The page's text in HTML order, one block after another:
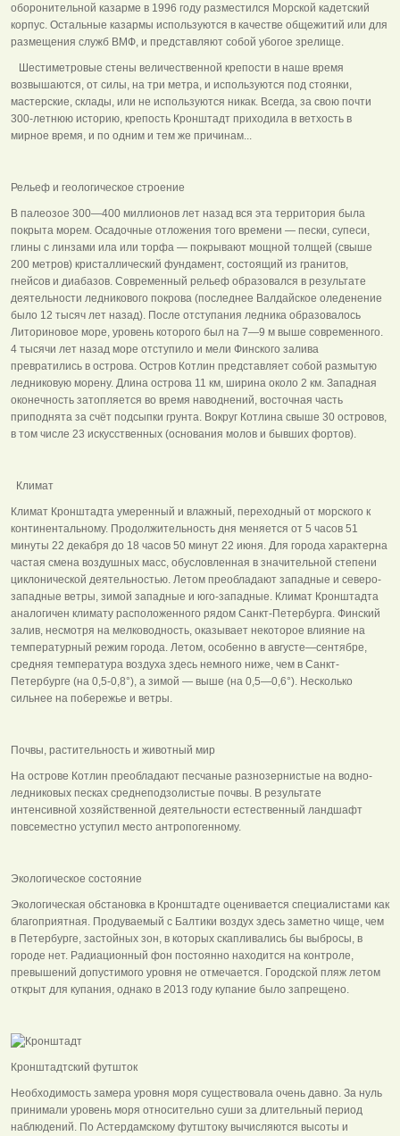
оборонительной казарме в 1996 году разместился Морской кадетский
корпус. Остальные казармы используются в качестве общежитий или для
размещения служб ВМФ, и представляют собой убогое зрелище.
Шестиметровые стены величественной крепости в наше время
возвышаются, от силы, на три метра, и используются под стоянки,
мастерские, склады, или не используются никак. Всегда, за свою почти
300-летнюю историю, крепость Кронштадт приходила в ветхость в
мирное время, и по одним и тем же причинам...
Рельеф и геологическое строение
В палеозое 300—400 миллионов лет назад вся эта территория была
покрыта морем. Осадочные отложения того времени — пески, супеси,
глины с линзами ила или торфа — покрывают мощной толщей (свыше
200 метров) кристаллический фундамент, состоящий из гранитов,
гнейсов и диабазов. Современный рельеф образовался в результате
деятельности ледникового покрова (последнее Валдайское оледенение
было 12 тысяч лет назад). После отступания ледника образовалось
Литориновое море, уровень которого был на 7—9 м выше современного.
4 тысячи лет назад море отступило и мели Финского залива
превратились в острова. Остров Котлин представляет собой размытую
ледниковую морену. Длина острова 11 км, ширина около 2 км. Западная
оконечность затопляется во время наводнений, восточная часть
приподнята за счёт подсыпки грунта. Вокруг Котлина свыше 30 островов,
в том числе 23 искусственных (основания молов и бывших фортов).
Климат
Климат Кронштадта умеренный и влажный, переходный от морского к
континентальному. Продолжительность дня меняется от 5 часов 51
минуты 22 декабря до 18 часов 50 минут 22 июня. Для города характерна
частая смена воздушных масс, обусловленная в значительной степени
циклонической деятельностью. Летом пре­обладают западные и северо-
западные ветры, зимой западные и юго-западные. Климат Кронштадта
аналогичен климату расположенного рядом Санкт-Петербурга. Финский
залив, несмотря на мелководность, оказывает некоторое влияние на
температурный режим города. Летом, особенно в августе—сентябре,
средняя температура воздуха здесь немного ниже, чем в Санкт-
Петербурге (на 0,5-0,8°), а зимой — выше (на 0,5—0,6°). Несколько
сильнее на побережье и ветры.
Почвы, растительность и животный мир
На острове Котлин преобладают песчаные разнозернистые на водно-
ледниковых песках среднеподзолистые почвы. В результате
интенсивной хозяйственной деятельности естественный ландшафт
повсеместно уступил место антропогенному.
Экологическое состояние
Экологическая обстановка в Кронштадте оценивается специалистами как
благоприятная. Продуваемый с Балтики воздух здесь заметно чище, чем
в Петербурге, застойных зон, в которых скапливались бы выбросы, в
городе нет. Радиационный фон постоянно находится на контроле,
превышений допустимого уровня не отмечается. Городской пляж летом
открыт для купания, однако в 2013 году купание было запрещено.
Кронштадтский футшток
Необходимость замера уровня моря существовала очень давно. За нуль
принимали уровень моря относительно суши за длительный период
наблюдений. По Астердамскому футштоку вычисляются высоты и